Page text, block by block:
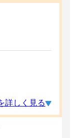
詳しく見る